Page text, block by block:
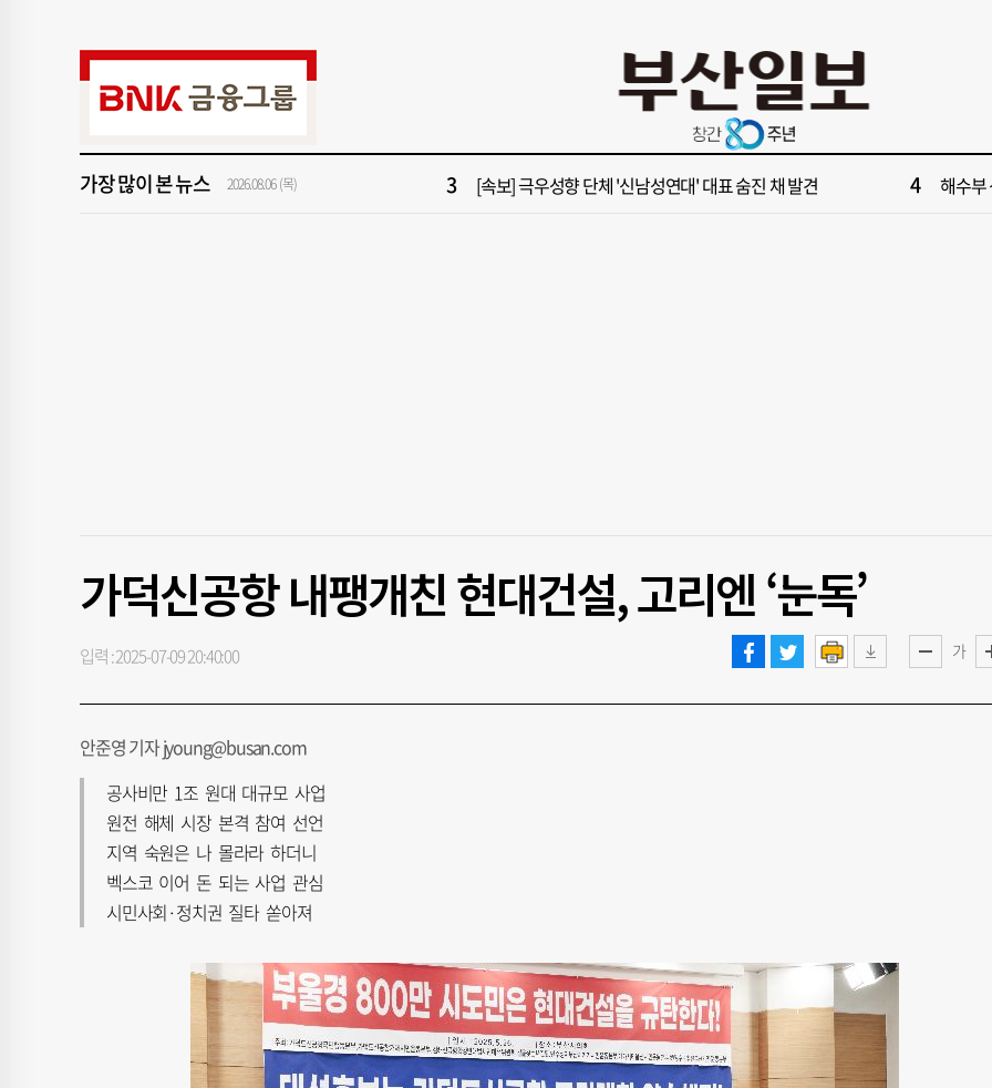
가장 많이 본 뉴스 2026.08.06 (목)
창업 반세기 만에 노조 생긴 두 기업, 닮은 꼴 노사 갈등
[속보] 제13호 태풍 돌핀 경로, 내주 중국 상륙…'불가마 더위' 언제까지
3 [속보] 극우성향 단체 '신남성연대' 대표 숨진 채 발견 4 해수부
가덕신공항 내팽개친 현대건설, 고리엔 ‘눈독’
가
입력 : 2025-07-09 20:40:00
안준영 기자 jyoung@busan.com
공사비만 1조 원대 대규모 사업
원전 해체 시장 본격 참여 선언
지역 숙원은 나 몰라라 하더니
벡스코 이어 돈 되는 사업 관심
시민사회·정치권 질타 쏟아져